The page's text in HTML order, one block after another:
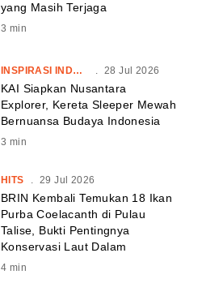
yang Masih Terjaga
3 min
INSPIRASI INDONESIA . 28 Jul 2026
KAI Siapkan Nusantara
Explorer, Kereta Sleeper Mewah
Bernuansa Budaya Indonesia
3 min
HITS 29 Jul 2026
BRIN Kembali Temukan 18 Ikan
Purba Coelacanth di Pulau
Talise, Bukti Pentingnya
Konservasi Laut Dalam
4 min